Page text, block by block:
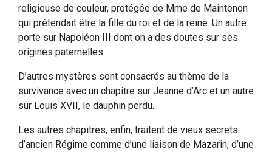
religieuse de couleur, protégée de Mme de Maintenon
qui prétendait être la fille du roi et de la reine. Un autre
porte sur Napoléon III dont on a des doutes sur ses
origines paternelles.
D’autres mystères sont consacrés au thème de la
survivance avec un chapitre sur Jeanne d’Arc et un autre
sur Louis XVII, le dauphin perdu.
Les autres chapitres, enfin, traitent de vieux secrets
d’ancien Régime comme d’une liaison de Mazarin, d’une